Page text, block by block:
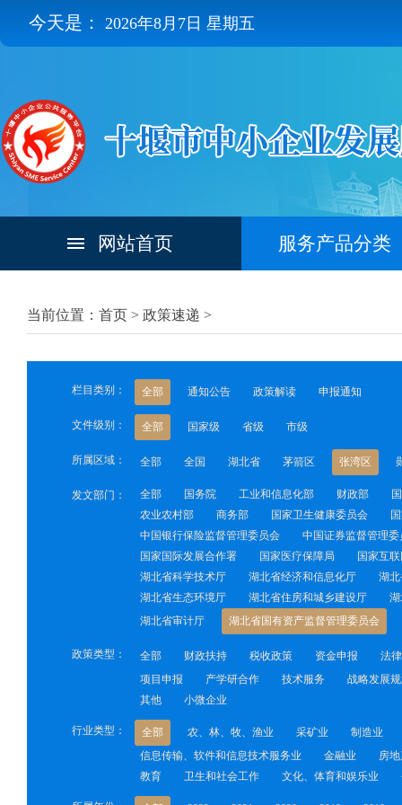
今天是： 2026年8月7日 星期五
网站首页 服务产品分类
当前位置：首页 > 政策速递 >
栏目类别： 全部 通知公告 政策解读 申报通知
文件级别： 全部 国家级 省级 市级
所属区域： 全部 全国 湖北省 茅箭区 张湾区
发文部门： 全部 国务院 工业和信息化部 财政部
农业农村部
商务部 国家卫生健康委员会
中国银行保险监督管理委员会
中国证券监督管理委
国家国际发展合作署
国家医疗保障局
国家互
湖北省科学技术厅
湖北省经济和信息化厅
湖
湖北省生态环境厅
湖北省住房和城乡建设厅
湖北省审计厅
湖北省国有资产监督管理委员会
政策类型： 全部 财政扶持 税收政策 资金申报
法
项目申报
产学研合作 技术服务
战略发展
其他
小微企业
行业类型： 全部 农、林、牧、渔业 采矿业
制造业
信息传输、软件和信息技术服务业
金融业
房
教育
卫生和社会工作 文化、体育和娱乐业